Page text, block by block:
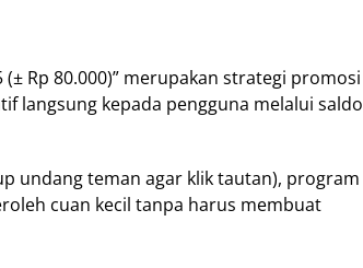
(± Rp 80.000)” merupakan strategi promosi
langsung kepada pengguna melalui saldo
undang teman agar klik tautan), program
cuan kecil tanpa harus membuat